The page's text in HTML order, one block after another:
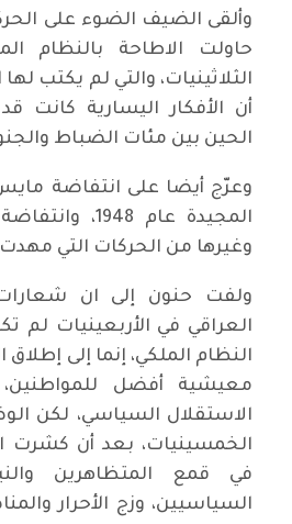
وألقى الضيف الضوء على
حاولت الاطاحة بالنظام
الثلاثينيات، والتي لم يكتب
أن الأفكار اليسارية كانت
الحين بين مئات الضباط
وغيرها من الحركات التي مهدت لقيام
ولفت حنون إلى ان
العراقي في الأربعينيات لم
النظام الملكي، إنما إلى إطلاق
معيشية أفضل
الاستقلال السياسي، لكن
الخمسينيات، بعد أن كشرت
في قمع المتظاهرين
السياسيين، وزج الأحرار